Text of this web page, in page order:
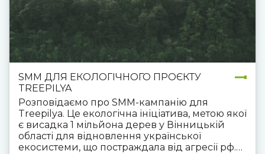
SMM ДЛЯ ЕКОЛОГІЧНОГО ПРОЄКТУ
TREEPILYA
Розповідаємо про SMM-кампанію для
Treepilya. Це екологічна ініціатива, метою якої
є висадка 1 мільйона дерев у Вінницькій
області для відновлення української
екосистеми, що постраждала від агресії рф.